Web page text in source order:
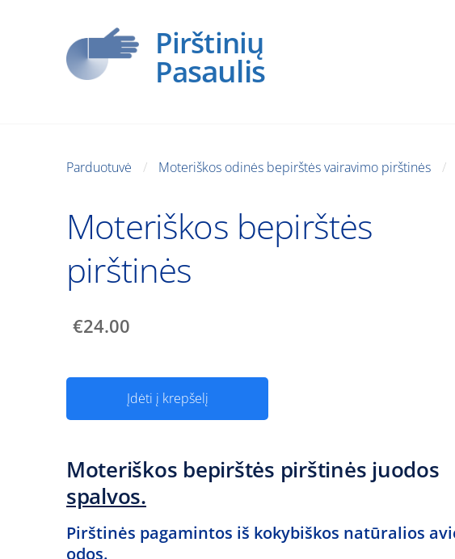
Pirštinių
Pasaulis
Parduotuvė Moteriškos odinės bepirštės vairavimo pirštinės
Moteriškos bepirštės
pirštinės
€24.00
Įdėti į krepšelį
Moteriškos bepirštės pirštinės juodos
spalvos.
Pirštinės pagamintos iš kokybiškos natūralios
odos.